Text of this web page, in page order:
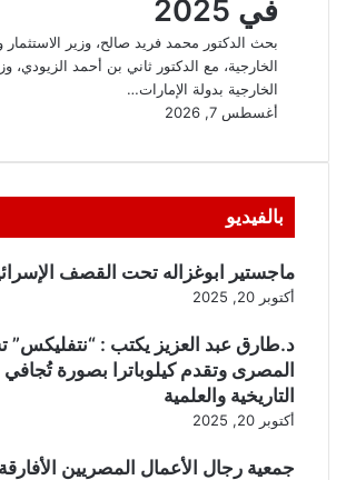
بالفيديو
ماجستير ابوغزاله تحت القصف
أكتوبر 20, 2025
د.طارق عبد العزيز يكتب : “نتفليكس”
المصرى وتقدم كيلوباترا بصورة تُجافي
التاريخية والعلمية
أكتوبر 20, 2025
جمعية رجال الأعمال المصريين